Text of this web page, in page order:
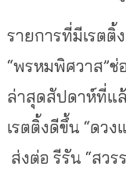
รายการที่มีเรตติ้
“พรหมพิศวาส”ช่
ล่าสุดสัปดาห์ที่แ
เรตติ้งดีขึ้น “ดว
ส่งต่อ รีรัน “สวร